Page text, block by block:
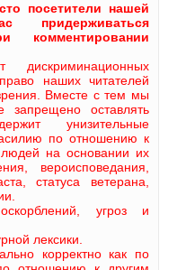
посетители нашей
придерживаться
комментировании
наших читателей
Вместе с тем мы
оставлять
унизительные
по отношению к
на основании их
вероисповедания,
статуса ветерана,
угроз и
лексики.
корректно как по